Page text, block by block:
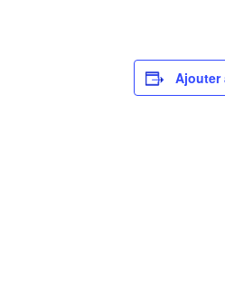
Ajouter